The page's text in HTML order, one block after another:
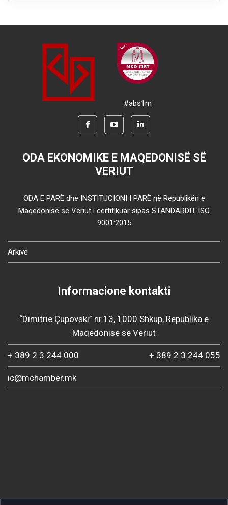
#abs1m
ODA EKONOMIKE E MAQEDONISË SË
VERIUT
ODA E PARË dhe INSTITUCIONI I PARË në Republikën e
Maqedonisë së Veriut i certifikuar sipas STANDARDIT ISO
9001:2015
Arkivë
Informacione kontakti
“Dimitrie Çupovski” nr.13, 1000 Shkup, Republika e
Maqedonisë së Veriut
+ 389 2 3 244 000 + 389 2 3 244 055
ic@mchamber.mk